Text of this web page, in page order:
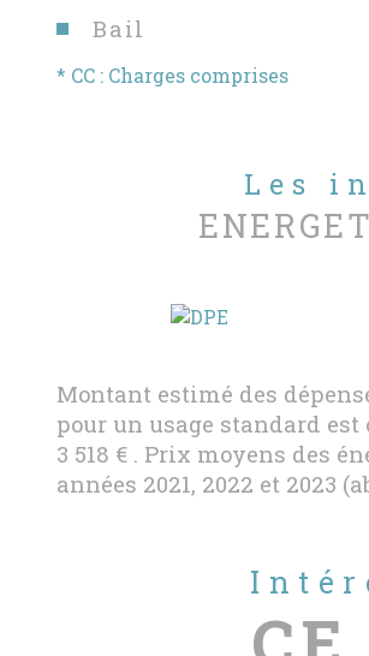
Bail
* CC : Charges comprises
Les
Montant estimé des
pour un usage standard est
3 518 € . Prix moyens des
années 2021, 2022 et 2023